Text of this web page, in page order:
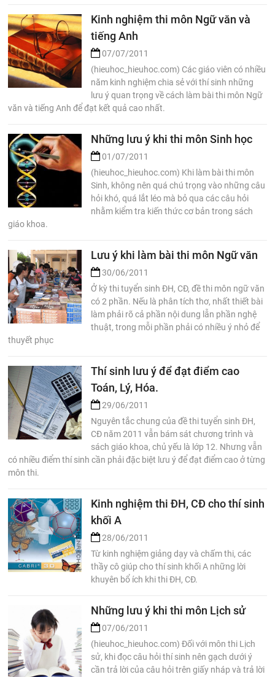
Kinh nghiệm thi môn Ngữ văn và
tiếng Anh
07/07/2011
(hieuhoc_hieuhoc.com) Các giáo viên có nhiều
năm kinh nghiệm chia sẻ với thí sinh những
lưu ý quan trọng về cách làm bài thi môn Ngữ
văn và tiếng Anh để đạt kết quả cao nhất.
Những lưu ý khi thi môn Sinh học
01/07/2011
(hieuhoc_hieuhoc.com) Khi làm bài thi môn
Sinh, không nên quá chú trọng vào những câu
hỏi khó, quá lắt léo mà bỏ qua các câu hỏi
nhằm kiểm tra kiến thức cơ bản trong sách
giáo khoa.
Lưu ý khi làm bài thi môn Ngữ văn
30/06/2011
Ở kỳ thi tuyển sinh ĐH, CĐ, đề thi môn ngữ văn
có 2 phần. Nếu là phân tích thơ, nhất thiết bài
làm phải rõ cả phần nội dung lẫn phần nghệ
thuật, trong mỗi phần phải có nhiều ý nhỏ để
thuyết phục
Thí sinh lưu ý để đạt điểm cao
Toán, Lý, Hóa.
29/06/2011
Nguyên tắc chung của đề thi tuyển sinh ĐH,
CĐ năm 2011 vẫn bám sát chương trình và
sách giáo khoa, chủ yếu là lớp 12. Nhưng vẫn
có nhiều điểm thí sinh cần phải đặc biệt lưu ý để đạt điểm cao ở từng
môn thi.
Kinh nghiệm thi ĐH, CĐ cho thí sinh
khối A
28/06/2011
Từ kinh nghiệm giảng dạy và chấm thi, các
thầy cô giúp cho thí sinh khối A những lời
khuyên bổ ích khi thi ĐH, CĐ.
Những lưu ý khi thi môn Lịch sử
07/06/2011
(hieuhoc_hieuhoc.com) Đối với môn thi Lịch
sử, khi đọc câu hỏi thí sinh nên gạch dưới ý
cần trả lời của câu hỏi trên giấy nháp và trả lời